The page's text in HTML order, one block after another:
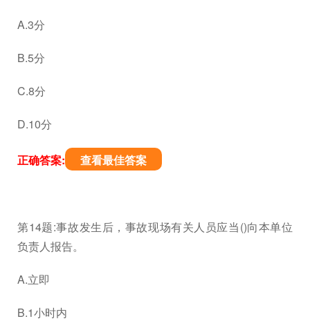
A.3分
B.5分
C.8分
D.10分
正确答案: 查看最佳答案
第14题:事故发生后，事故现场有关人员应当()向本单位
负责人报告。
A.立即
B.1小时内